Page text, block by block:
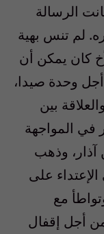
الرسالة
لم تنس بهية
كان يمكن أن
وحدة صيدا،
بين
في المواجهة
وذهب
على
مع
أجل إقفال